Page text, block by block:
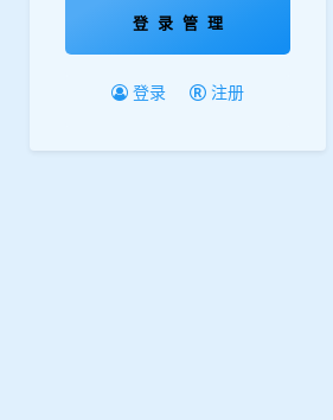
登 录 管 理
登录 注册